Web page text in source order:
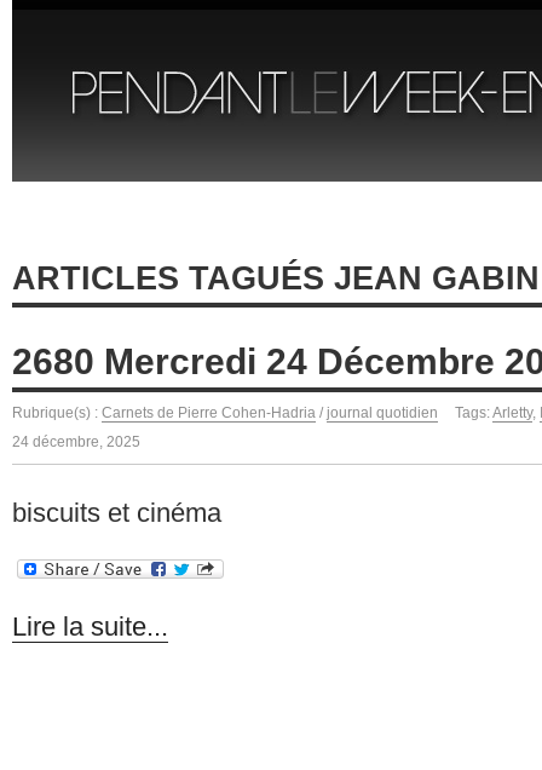
ARTICLES TAGUÉS JEAN GABIN
2680 Mercredi 24 Décembre
Rubrique(s) : Carnets de Pierre Cohen-Hadria / journal quotidien Tags:Arletty,
24 décembre, 2025
biscuits et cinéma
Lire la suite...